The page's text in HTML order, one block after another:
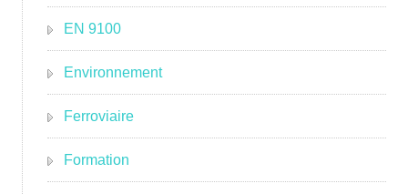
EN 9100
Environnement
Ferroviaire
Formation